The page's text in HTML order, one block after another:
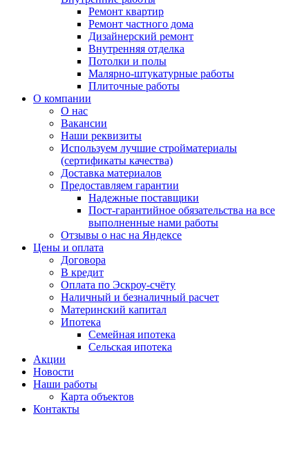
Ремонт квартир
Ремонт частного дома
Дизайнерский ремонт
Внутренняя отделка
Потолки и полы
Малярно-штукатурные работы
Плиточные работы
О компании
О нас
Вакансии
Наши реквизиты
Используем лучшие стройматериалы
(сертификаты качества)
Доставка материалов
Предоставляем гарантии
Надежные поставщики
Пост-гарантийное обязательства на все
выполненные нами работы
Отзывы о нас на Яндексе
Цены и оплата
Договора
В кредит
Оплата по Эскроу-счёту
Наличный и безналичный расчет
Материнский капитал
Ипотека
Семейная ипотека
Сельская ипотека
Акции
Новости
Наши работы
Карта объектов
Контакты